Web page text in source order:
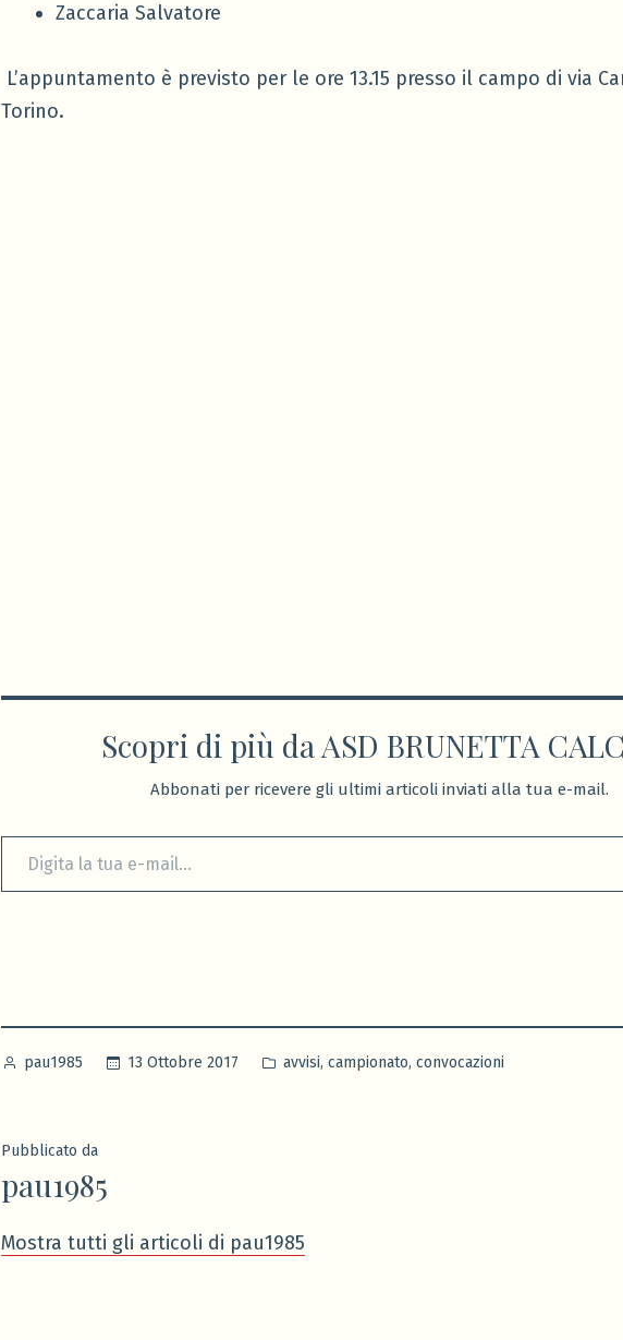
Zaccaria Salvatore
L’appuntamento è previsto per le ore 13.15 presso il campo di via
Torino.
Scopri di più da ASD BRUNETTA
Abbonati per ricevere gli ultimi articoli inviati alla tua e-mail.
Digita la tua e-mail...
Pubblicato
pau1985 13 Ottobre 2017
Pubblicato
avvisi, campionato, convocazioni
Pubblicato da
pau1985
Mostra tutti gli articoli di pau1985